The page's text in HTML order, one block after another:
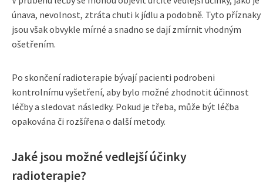
únava, nevolnost, ztráta chuti k jídlu a podobně. Tyto příznaky
jsou však obvykle mírné a snadno se dají zmírnit vhodným
ošetřením.
Po skončení radioterapie bývají pacienti podrobeni
kontrolnímu vyšetření, aby bylo možné zhodnotit účinnost
léčby a sledovat následky. Pokud je třeba, může být léčba
opakována či rozšířena o další metody.
Jaké jsou možné vedlejší účinky
radioterapie?